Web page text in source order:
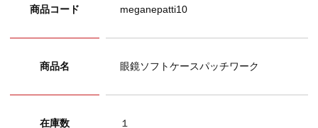
商品コード meganepatti10
商品名 眼鏡ソフトケースパッチワーク
在庫数 １